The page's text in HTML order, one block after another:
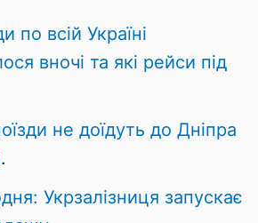
по всій Україні
вночі та які рейси під
не доїдуть до Дніпра
.
Укрзалізниця запускає